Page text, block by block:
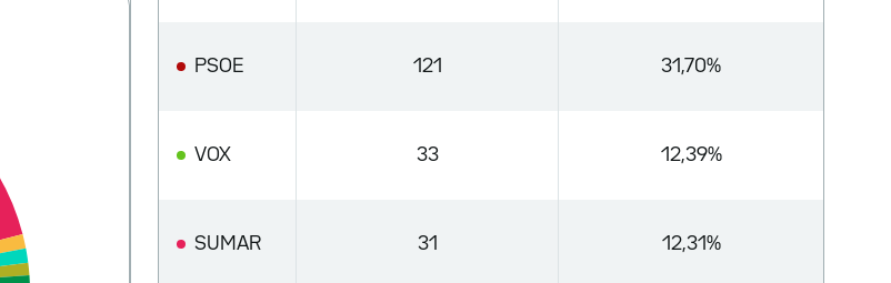
PSOE 121 31,70%
VOX 33 12,39%
SUMAR 31 12,31%